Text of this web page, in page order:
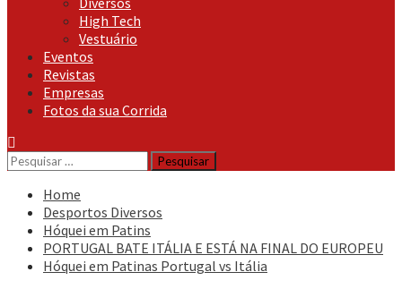
High Tech
Vestuário
Eventos
Revistas
Empresas
Fotos da sua Corrida
Pesquisar
por:
Home
Desportos Diversos
Hóquei em Patins
PORTUGAL BATE ITÁLIA E ESTÁ NA FINAL DO EUROPEU
Hóquei em Patinas Portugal vs Itália